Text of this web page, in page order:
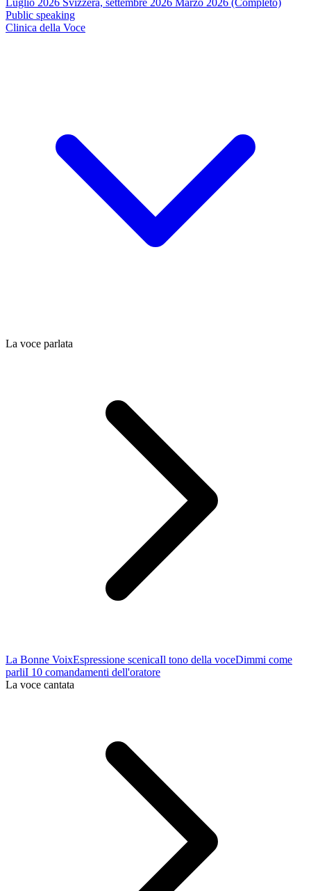
Luglio 2026 Svizzera, settembre 2026 Marzo 2026 (Completo)
Public speaking
Clinica della Voce
La voce parlata
La Bonne VoixEspressione scenicaIl tono della voceDimmi come
parliI 10 comandamenti dell'oratore
La voce cantata